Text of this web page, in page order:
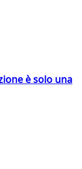
è solo una